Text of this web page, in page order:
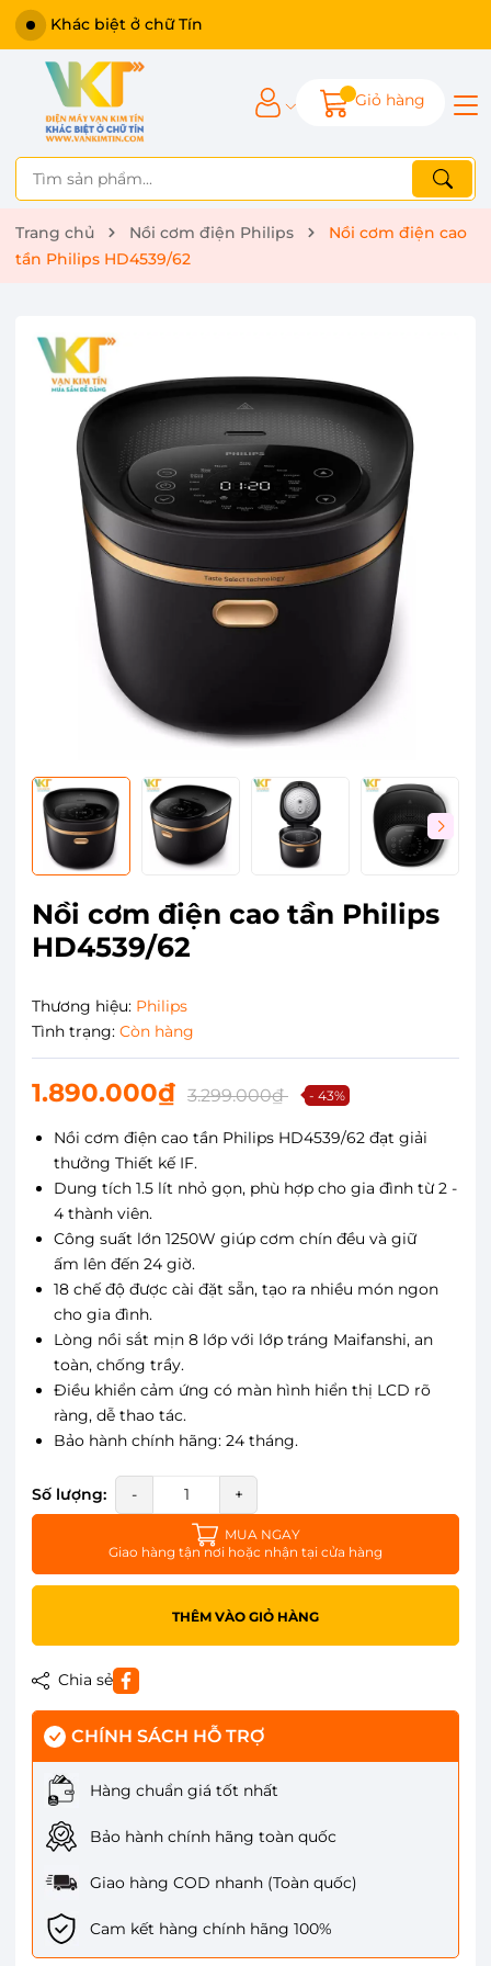
Khác biệt ở chữ Tín
Giỏ hàng
Trang chủ Nồi cơm điện Philips
Nồi cơm điện cao
tần Philips HD4539/62
Nồi cơm điện cao tần Philips
HD4539/62
Thương hiệu: Philips
Tình trạng: Còn hàng
1.890.000₫ 3.299.000₫ - 43%
Nồi cơm điện cao tần Philips HD4539/62 đạt giải
thưởng Thiết kế IF.
Dung tích 1.5 lít nhỏ gọn, phù hợp cho gia đình từ 2 -
4 thành viên.
Công suất lớn 1250W giúp cơm chín đều và giữ
ấm lên đến 24 giờ.
18 chế độ được cài đặt sẵn, tạo ra nhiều món ngon
cho gia đình.
Lòng nồi sắt mịn 8 lớp với lớp tráng Maifanshi, an
toàn, chống trầy.
Điều khiển cảm ứng có màn hình hiển thị LCD rõ
ràng, dễ thao tác.
Bảo hành chính hãng: 24 tháng.
Số lượng: - +
MUA NGAY
Giao hàng tận nơi hoặc nhận tại cửa hàng
THÊM VÀO GIỎ HÀNG
Chia sẻ
CHÍNH SÁCH HỖ TRỢ
Hàng chuẩn giá tốt nhất
Bảo hành chính hãng toàn quốc
Giao hàng COD nhanh (Toàn quốc)
Cam kết hàng chính hãng 100%